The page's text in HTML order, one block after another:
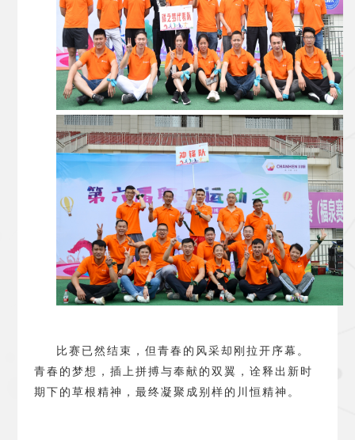
比赛已然结束，但青春的风采却刚拉开序幕。
青春的梦想，插上拼搏与奉献的双翼，诠释出新时
期下的草根精神，最终凝聚成别样的川恒精神。